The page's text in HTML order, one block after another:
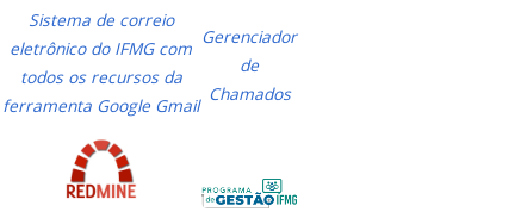
Sistema de correio
eletrônico do IFMG com
todos os recursos da
ferramenta Google Gmail
Gerenciador
de
Chamados